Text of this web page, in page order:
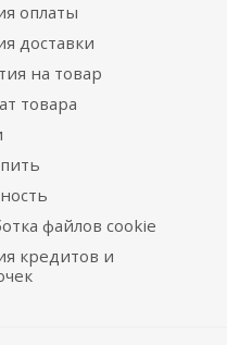
оплаты
доставки
на товар
товара
файлов cookie
кредитов и